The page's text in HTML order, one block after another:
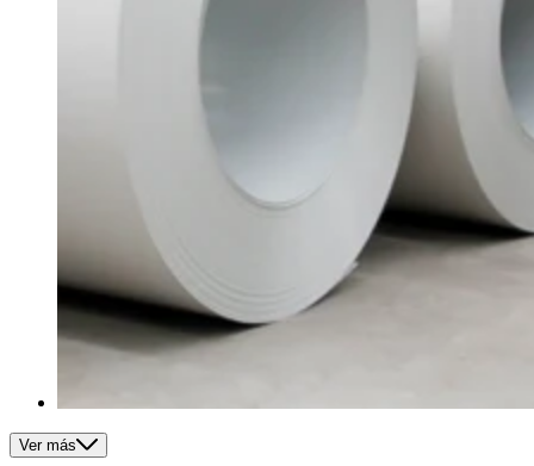
Ver más